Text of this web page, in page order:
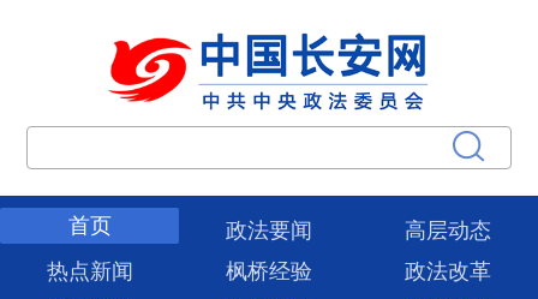
首页 政法要闻
高层动态
热点新闻
枫桥经验
政法改革